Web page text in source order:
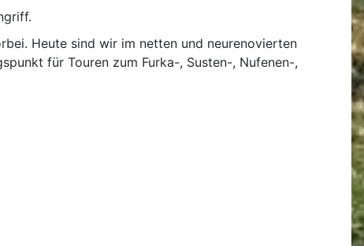
Heute sind wir im netten und neurenovierten
für Touren zum Furka-, Susten-, Nufenen-,